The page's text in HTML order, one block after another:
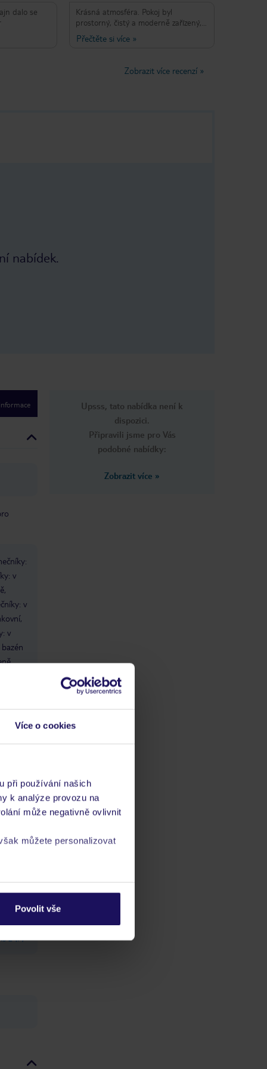
Více o cookies
při používání našich
k analýze provozu na
může negativně ovlivnit
můžete personalizovat
zásadách ochrany
Povolit vše
dalo se
Krásná atmosféra. Pokoj byl
prostorný, čistý a moderně zařízený, s
pohodlnou postelí a tichým
klimatizačním systémem, takže se
ochotný a vstřícný — recepce
poskytla užitečné tipy na výlety v
Přečtěte si více»
Zobrazit více recenzí»
nabídek.
v
v
v
24/7
Upsss, tato nabídka není k
dispozici.
Připravili jsme pro Vás
podobné nabídky:
Zobrazit více »